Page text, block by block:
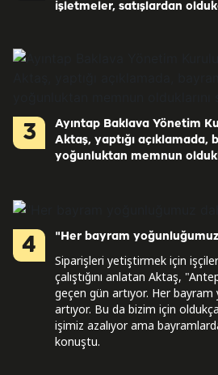
işletmeler, satışlardan
3
Ayıntap Baklava Yönetim
Aktaş, yaptığı açıklamada,
yoğunluktan memnun
4 "Her bayram
Siparişleri yetiştirmek için
çalıştığını anlatan Aktaş,
geçen gün artıyor. Her
artıyor. Bu da bizim için
işimiz azalıyor ama
konuştu.